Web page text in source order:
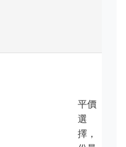
平價
選
擇，